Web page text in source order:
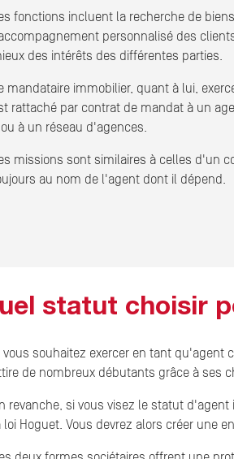
fonctions incluent la recherche de
personnalisé des
des intérêts des différentes parties.
mandataire immobilier, quant à lui,
rattaché par contrat de mandat à un
à un réseau d'agences.
missions sont similaires à celles d'un
au nom de l'agent dont il dépend.
statut choisir
vous souhaitez exercer en tant qu'agent
de nombreux débutants grâce à ses
revanche, si vous visez le statut
loi Hoguet. Vous devrez alors créer une